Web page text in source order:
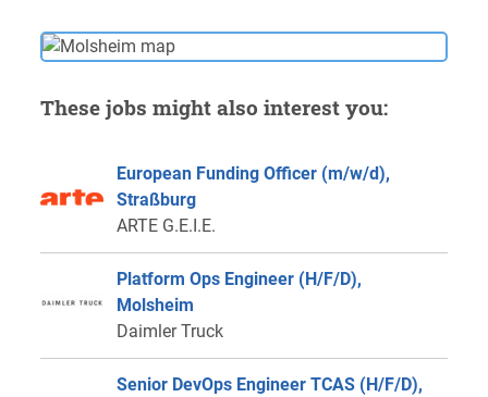
These jobs might also interest you:
European Funding Officer (m/w/d),
Straßburg
ARTE G.E.I.E.
Platform Ops Engineer (H/F/D),
Molsheim
Daimler Truck
Senior DevOps Engineer TCAS (H/F/D),